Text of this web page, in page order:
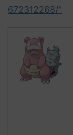
672312268/"